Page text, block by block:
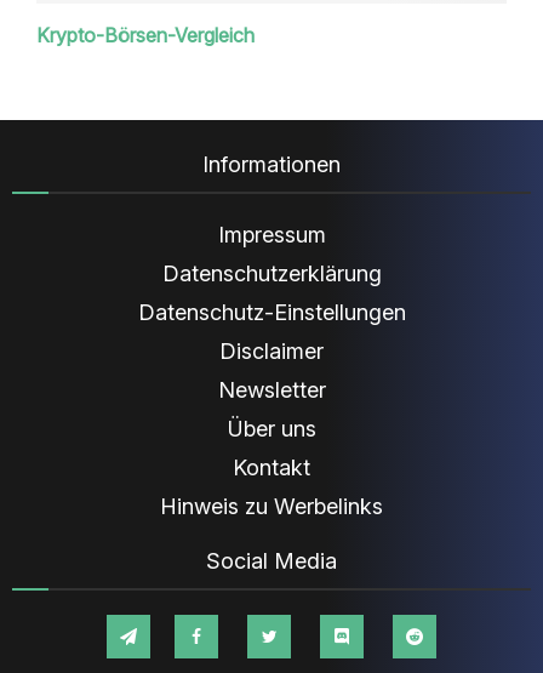
Krypto-Börsen-Vergleich
Informationen
Impressum
Datenschutzerklärung
Datenschutz-Einstellungen
Disclaimer
Newsletter
Über uns
Kontakt
Hinweis zu Werbelinks
Social Media